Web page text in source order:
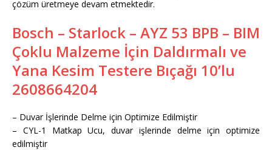
çözüm üretmeye devam etmektedir.
Bosch – Starlock – AYZ 53 BPB – BIM
Çoklu Malzeme İçin Daldırmalı ve
Yana Kesim Testere Bıçağı 10’lu
2608664204
– Duvar İşlerinde Delme için Optimize Edilmiştir
– CYL-1 Matkap Ucu, duvar işlerinde delme için optimize
edilmiştir